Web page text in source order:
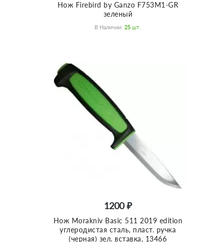
Нож Firebird by Ganzo F753M1-GR
зеленый
В Наличии:25 Шт.
1200 ₽
Нож Morakniv Basic 511 2019 edition
углеродистая сталь, пласт. ручка
(черная) зел. вставка, 13466